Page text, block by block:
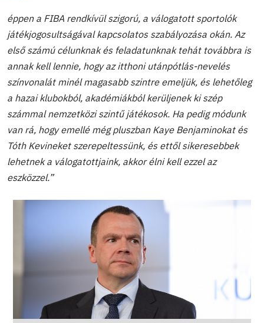
éppen a FIBA rendkívül szigorú, a válogatott sportolók
játékjogosultságával kapcsolatos szabályozása okán. Az
első számú célunknak és feladatunknak tehát továbbra is
annak kell lennie, hogy az itthoni utánpótlás-nevelés
színvonalát minél magasabb szintre emeljük, és lehetőleg
a hazai klubokból, akadémiákból kerüljenek ki szép
számmal nemzetközi szintű játékosok. Ha pedig módunk
van rá, hogy emellé még pluszban Kaye Benjaminokat és
Tóth Kevineket szerepeltessünk, és ettől sikeresebbek
lehetnek a válogatottjaink, akkor élni kell ezzel az
eszközzel.”